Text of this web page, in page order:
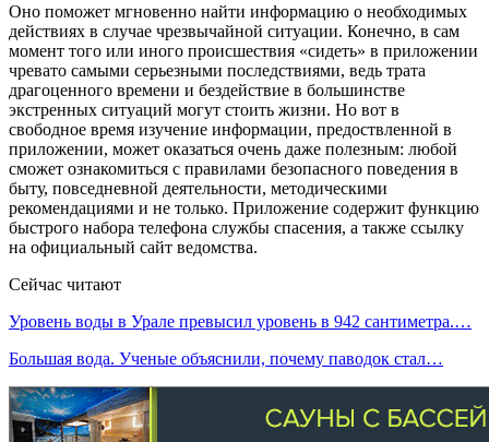
Оно поможет мгновенно найти информацию о необходимых
действиях в случае чрезвычайной ситуации. Конечно, в сам
момент того или иного происшествия «сидеть» в приложении
чревато самыми серьезными последствиями, ведь трата
драгоценного времени и бездействие в большинстве
экстренных ситуаций могут стоить жизни. Но вот в
свободное время изучение информации, предоствленной в
приложении, может оказаться очень даже полезным: любой
сможет ознакомиться с правилами безопасного поведения в
быту, повседневной деятельности, методическими
рекомендациями и не только. Приложение содержит функцию
быстрого набора телефона службы спасения, а также ссылку
на официальный сайт ведомства.
Сейчас читают
Уровень воды в Урале превысил уровень в 942 сантиметра.…
Большая вода. Ученые объяснили, почему паводок стал…